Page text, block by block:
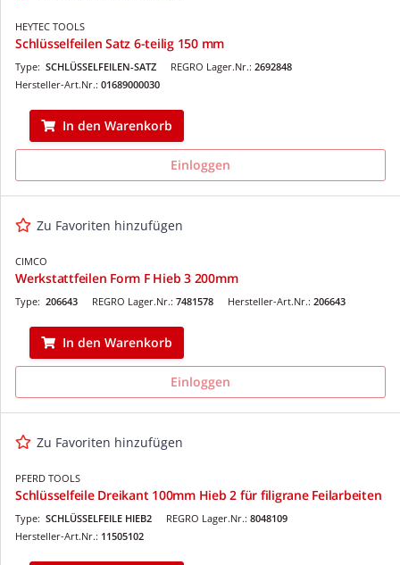
HEYTEC TOOLS
Schlüsselfeilen Satz 6-teilig 150 mm
REGRO Lager.Nr.: 2692848
Type: SCHLÜSSELFEILEN-SATZ
Hersteller-Art.Nr.: 01689000030
In den Warenkorb
Einloggen
Zu Favoriten hinzufügen
CIMCO
Werkstattfeilen Form F Hieb 3 200mm
REGRO Lager.Nr.: 7481578
Type: 206643 Hersteller-Art.Nr.: 206643
In den Warenkorb
Einloggen
Zu Favoriten hinzufügen
PFERD TOOLS
Schlüsselfeile Dreikant 100mm Hieb 2 für filigrane Feilarbeiten
REGRO Lager.Nr.: 8048109
Type: SCHLÜSSELFEILE HIEB2
Hersteller-Art.Nr.: 11505102